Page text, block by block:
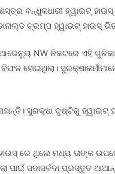
ବନ୍ଧୁକଧାରୀ ହ୍ୱାଇଟ୍
ଟ୍ରମ୍ପ ହ୍ୱାଇଟ୍ ହାଉସ୍
ଆଭେନ୍ୟୁ NW ନିକଟରେ ଏହି
ହୋଇଥିଲା।
ସୁରକ୍ଷା ଦୃଷ୍ଟିରୁ ହ୍ୱାଇଟ୍
ରେ ଥିଲେ ମଧ୍ୟ ତାଙ୍କ
ପାଇଁ ସଦାସର୍ବଦା ପ୍ରସ୍ତୁତ